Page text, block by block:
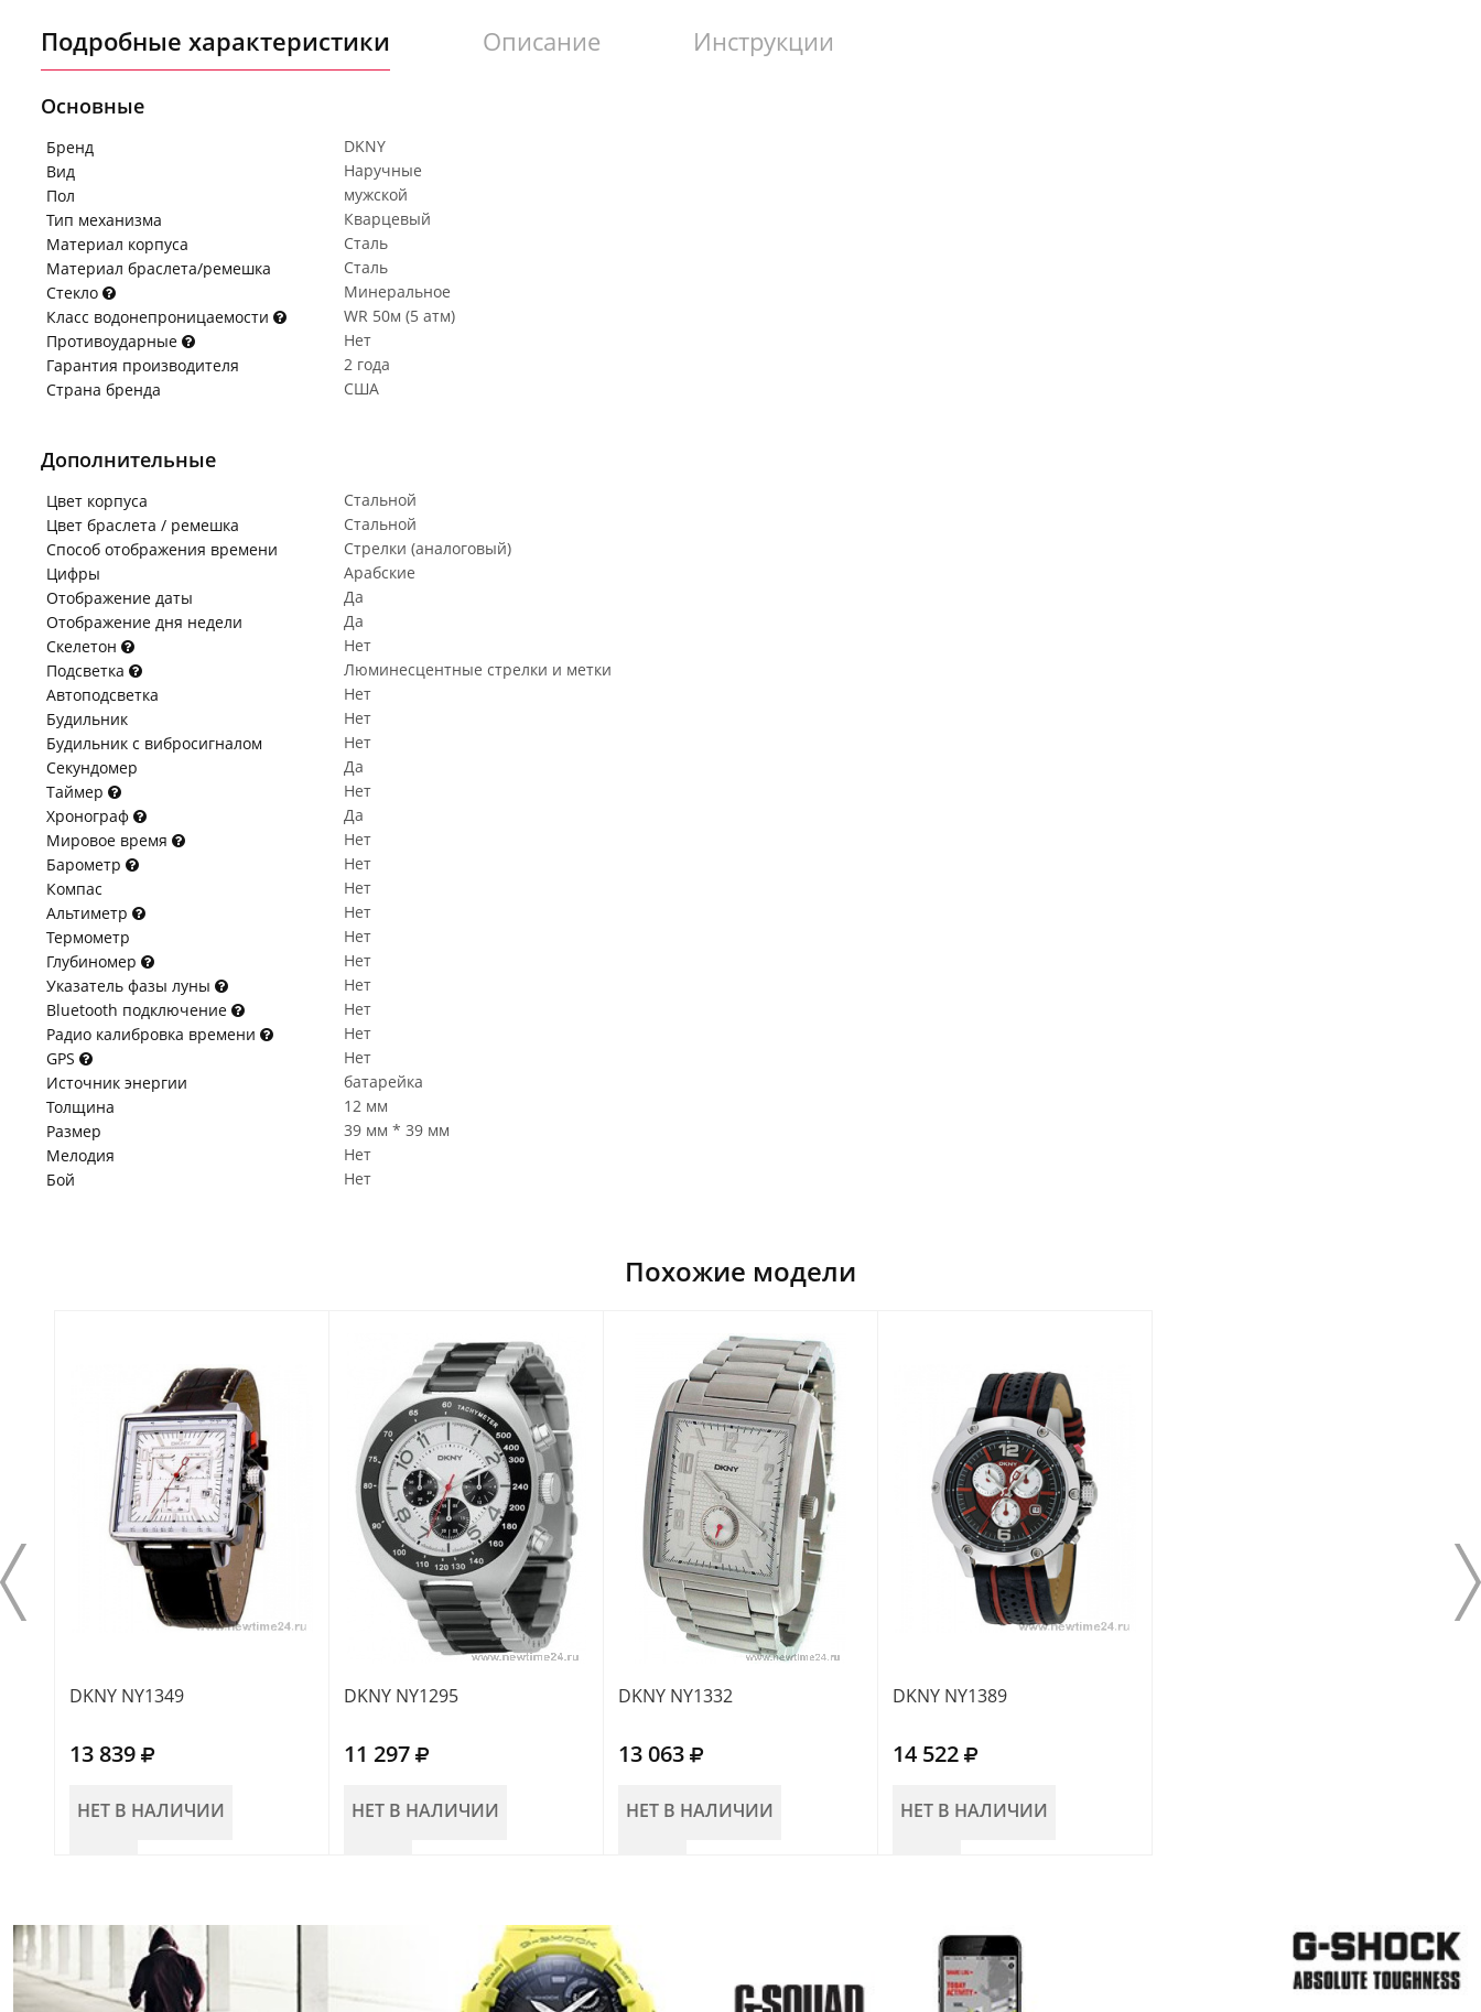
Подробные характеристики Описание Инструкции
Основные
Бренд
DKNY
Вид
Наручные
Пол
мужской
Тип механизма
Кварцевый
Материал корпуса
Сталь
Материал браслета/ремешка
Сталь
Стекло
Минеральное
Класс водонепроницаемости
WR 50м (5 атм)
Противоударные
Нет
Гарантия производителя
2 года
Страна бренда
США
Дополнительные
Цвет корпуса
Стальной
Цвет браслета / ремешка
Стальной
Способ отображения времени
Стрелки (аналоговый)
Цифры
Арабские
Отображение даты
Да
Отображение дня недели
Да
Скелетон
Нет
Подсветка
Люминесцентные стрелки и метки
Автоподсветка
Нет
Будильник
Нет
Будильник с вибросигналом
Нет
Секундомер
Да
Таймер
Нет
Хронограф
Да
Мировое время
Нет
Барометр
Нет
Компас
Нет
Альтиметр
Нет
Термометр
Нет
Глубиномер
Нет
Указатель фазы луны
Нет
Bluetooth подключение
Нет
Радио калибровка времени
Нет
GPS
Нет
Источник энергии
батарейка
Толщина
12 мм
Размер
39 мм * 39 мм
Мелодия
Нет
Бой
Нет
Похожие модели
DKNY NY1349
13 839
НЕТ В НАЛИЧИИ
DKNY NY1295
11 297
НЕТ В НАЛИЧИИ
DKNY NY1332
13 063
НЕТ В НАЛИЧИИ
DKNY NY1389
14 522
НЕТ В НАЛИЧИИ